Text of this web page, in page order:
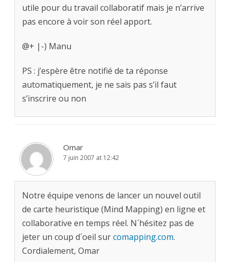
utile pour du travail collaboratif mais je n’arrive
pas encore à voir son réel apport.
@+ |-) Manu
PS : j’espère être notifié de ta réponse
automatiquement, je ne sais pas s’il faut
s’inscrire ou non
Omar
7 juin 2007 at 12:42
Notre équipe venons de lancer un nouvel outil
de carte heuristique (Mind Mapping) en ligne et
collaborative en temps réel. N´hésitez pas de
jeter un coup d´oeil surcomapping.com.
Cordialement, Omar